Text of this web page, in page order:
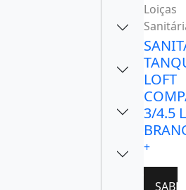
Loiças
LOFT
3/4.5
+